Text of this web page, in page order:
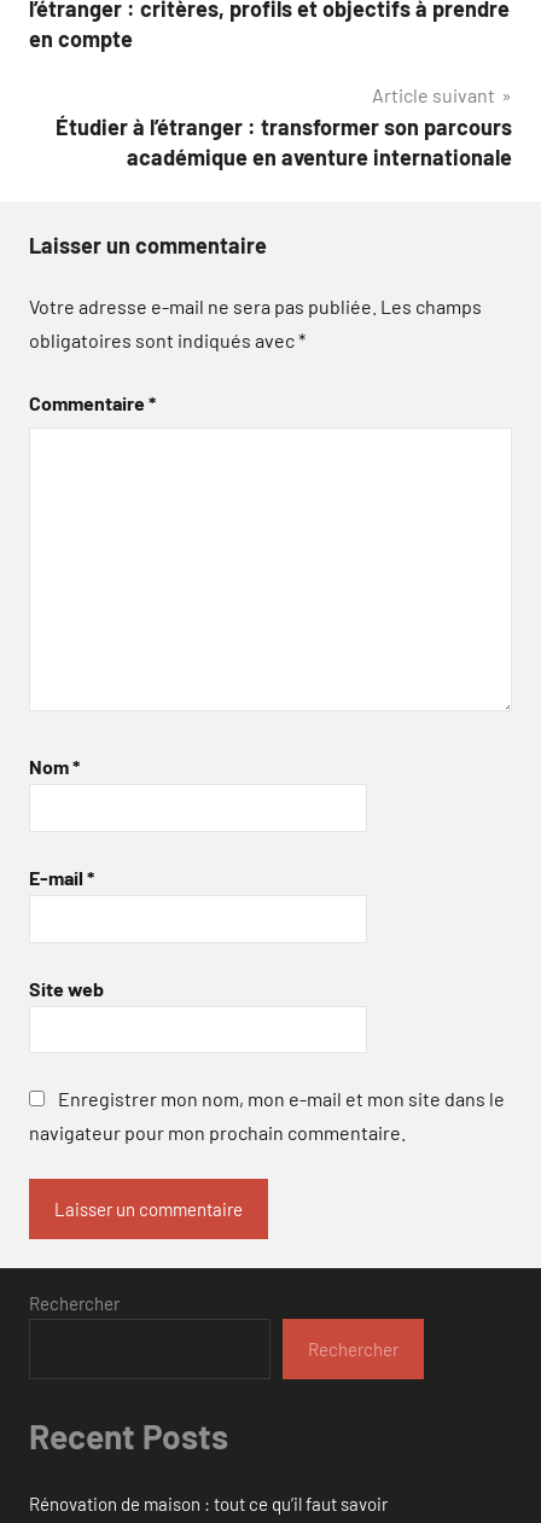
l’article
l’étranger : critères, profils et objectifs à prendre
en compte
Article suivant
Étudier à l’étranger : transformer son parcours
académique en aventure internationale
Laisser un commentaire
Votre adresse e-mail ne sera pas publiée. Les champs
obligatoires sont indiqués avec*
Commentaire*
Nom*
E-mail *
Site web
Enregistrer mon nom, mon e-mail et mon site dans le
navigateur pour mon prochain commentaire.
Rechercher
Rechercher
Recent Posts
Rénovation de maison : tout ce qu’il faut savoir